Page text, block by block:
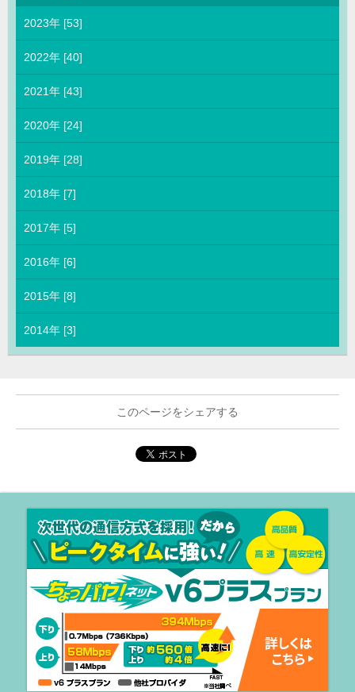
2023年 [53]
2022年 [40]
2021年 [43]
2020年 [24]
2019年 [28]
2018年 [7]
2017年 [5]
2016年 [6]
2015年 [8]
2014年 [3]
このページをシェアする